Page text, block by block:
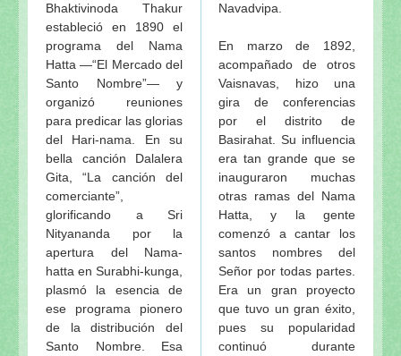
Bhaktivinoda Thakur
estableció en 1890 el
programa del Nama
Hatta —“El Mercado del
Santo Nombre”— y
organizó reuniones
para predicar las glorias
del Hari-nama. En su
bella canción Dalalera
Gita, “La canción del
comerciante”,
glorificando a Sri
Nityananda por la
apertura del Nama-
hatta en Surabhi-kunga,
plasmó la esencia de
ese programa pionero
de la distribución del
Santo Nombre. Esa
Navadvipa.
En marzo de 1892,
acompañado de otros
Vaisnavas, hizo una
gira de conferencias
por el distrito de
Basirahat. Su influencia
era tan grande que se
inauguraron muchas
otras ramas del Nama
Hatta, y la gente
comenzó a cantar los
santos nombres del
Señor por todas partes.
Era un gran proyecto
que tuvo un gran éxito,
pues su popularidad
continuó durante